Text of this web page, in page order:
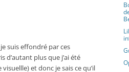
suis effondré par ces
d’autant plus que j’ai été
et donc je sais ce qu’il